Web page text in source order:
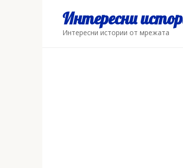
Интересни
Интересни истории от мрежата